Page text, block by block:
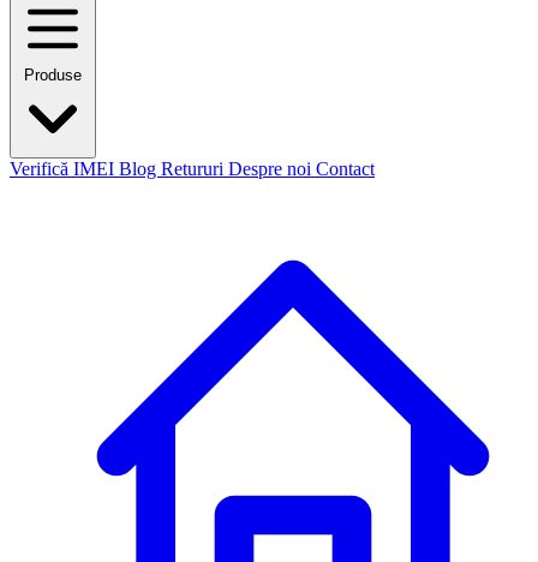
Produse
Verifică IMEI Blog Retururi Despre noi Contact